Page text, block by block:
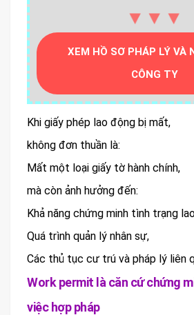
▼▼▼
XEM HỒ SƠ PHÁP LÝ VÀ
CÔNG TY
Khi giấy phép lao động bị mất,
không đơn thuần là:
Mất một loại giấy tờ hành chính,
mà còn ảnh hưởng đến:
Khả năng chứng minh tình trạng
Quá trình quản lý nhân sự,
Các thủ tục cư trú và pháp lý liên
Work permit là căn cứ chứng
việc hợp pháp